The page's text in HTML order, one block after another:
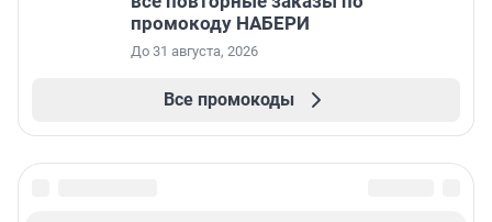
промокоду НАБЕРИ
До 31 августа, 2026
Все промокоды